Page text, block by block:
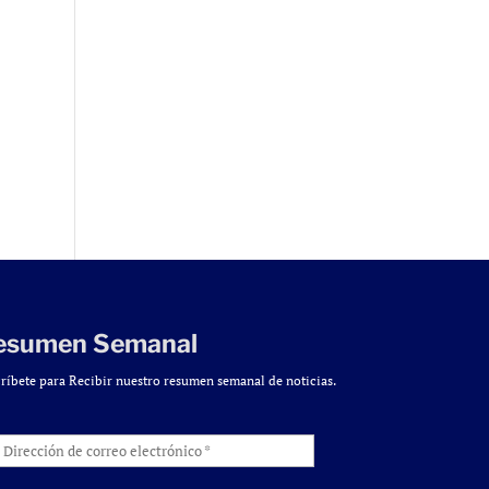
Semanal
para Recibir nuestro resumen semanal de noticias.